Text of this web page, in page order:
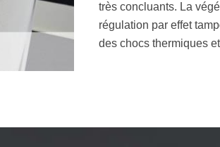
très concluants. La
régulation par effet
des chocs thermiques